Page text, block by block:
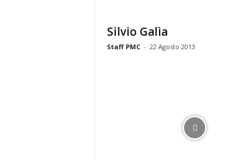
Silvio Galìa
Staff PMC - 22 Agosto 2013